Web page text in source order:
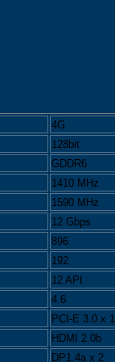
4G
128bit
GDDR6
1410 MHz
1590 MHz
12 Gbps
896
192
12 API
4.6
PCI-E 3.0 x
HDMI 2.0b
DP1.4a x 2